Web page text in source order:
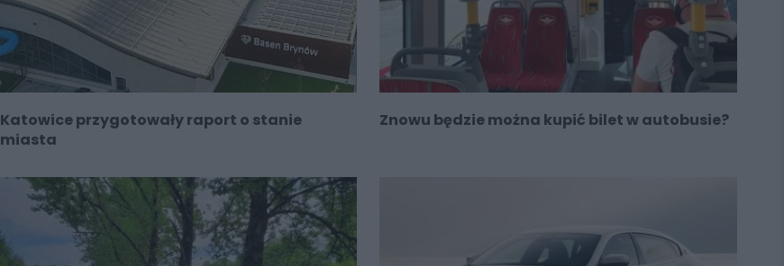
Katowice przygotowały raport o stanie
miasta
Znowu będzie można kupić bilet w autobusie?